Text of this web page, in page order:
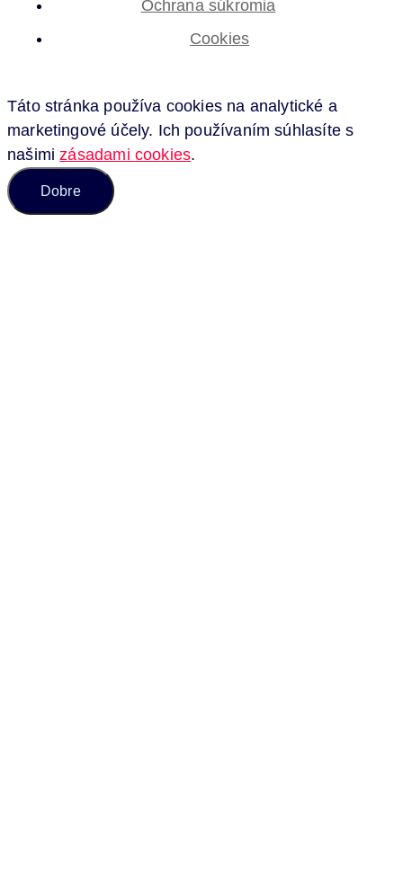
Ochrana súkromia
Cookies
Táto stránka používa cookies na analytické a
marketingové účely. Ich používaním súhlasíte s
našimizásadami cookies.
Dobre